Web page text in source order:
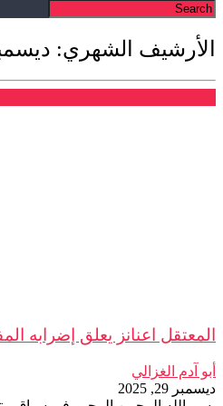
الأرشيف الشهري: ديسمبر
المعتقل اعنانز يعلق إضرابه
أبو آدم الغزالي
ديسمبر 29, 2025